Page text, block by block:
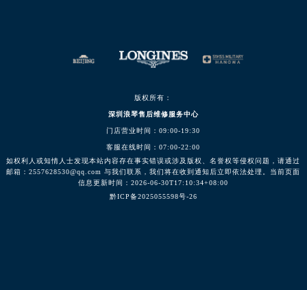
版权所有：
深圳浪琴售后维修服务中心
门店营业时间：09:00-19:30
客服在线时间：07:00-22:00
如权利人或知情人士发现本站内容存在事实错误或涉及版权、名誉权等侵权问题，请通过
邮箱：2557628530@qq.com 与我们联系，我们将在收到通知后立即依法处理。当前页面
信息更新时间：2026-06-30T17:10:34+08:00
黔ICP备2025055598号-26